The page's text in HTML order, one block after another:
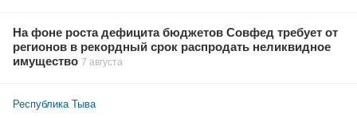
На фоне роста дефицита бюджетов Совфед требует от
регионов в рекордный срок распродать неликвидное
имущество 7 августа
Республика Тыва